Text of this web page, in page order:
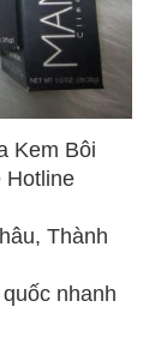
Kem Bôi
Hotline
Thành
nhanh